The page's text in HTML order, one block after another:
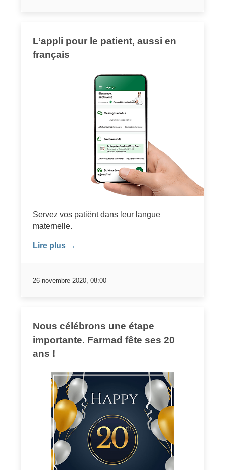
L’appli pour le patient, aussi en
français
Servez vos patiënt dans leur langue
maternelle.
Lire plus →
26 novembre 2020, 08:00
Nous célébrons une étape
importante. Farmad fête ses 20
ans !